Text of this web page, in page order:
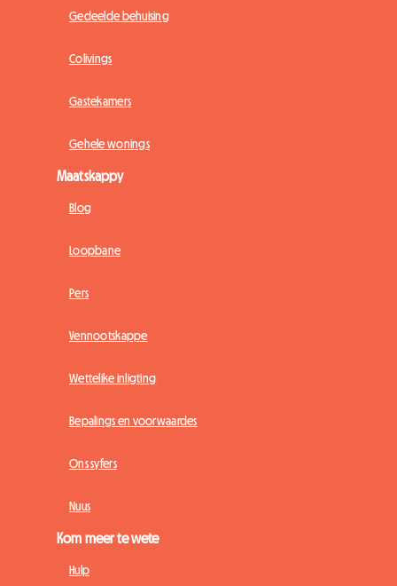
Gedeelde behuising
Colivings
Gastekamers
Gehele wonings
Maatskappy
Blog
Loopbane
Pers
Vennootskappe
Wettelike inligting
Bepalings en voorwaardes
Ons syfers
Nuus
Kom meer te wete
Hulp